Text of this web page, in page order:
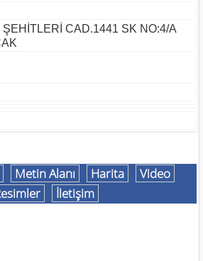
ŞEHİTLERİ CAD.1441 SK NO:4/A
Metin Alanı Harita
Video
İletişim